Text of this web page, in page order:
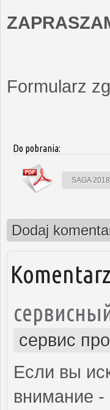
Formularz
Do pobrania:
SAGA
Dodaj
сервис
Если вы
внимание -